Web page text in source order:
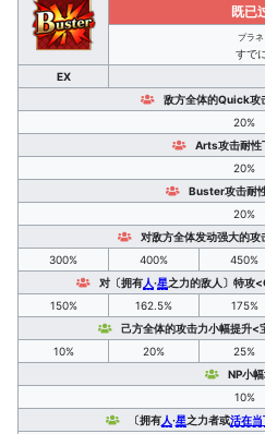
既已
プラ
すで
EX
敌方全体的Quick攻
20%
Arts攻击耐性
20%
Buster攻击耐
20%
对敌方全体发动强大的
300%
400% 450%
对〔拥有人·星之力的敌人〕特攻
150%
162.5% 175%
己方全体的攻击力小幅提升
10%
20% 25%
NP小
10%
〔拥有人·星之力者或活在当